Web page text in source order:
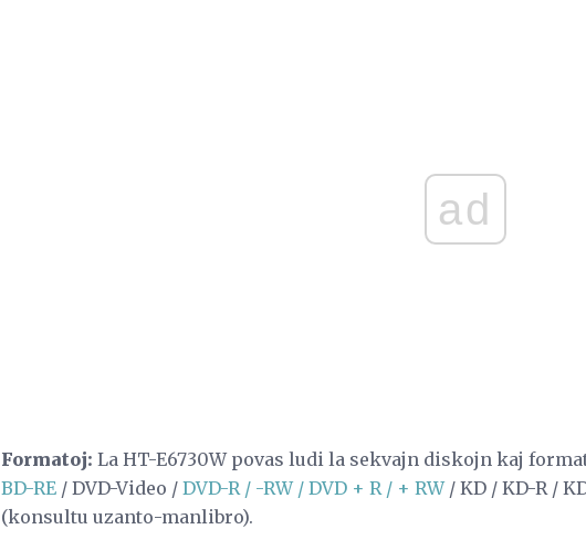
ad
Formatoj: La HT-E6730W povas ludi la sekvajn diskojn kaj
BD-RE / DVD-Video / DVD-R / -RW / DVD + R / + RW/ KD / KD-R /
(konsultu uzanto-manlibro).